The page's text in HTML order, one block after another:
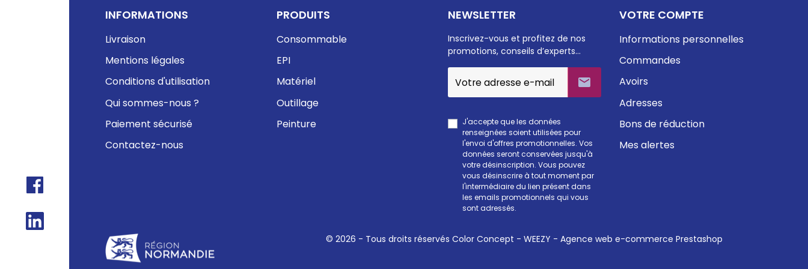
INFORMATIONS
Livraison
Mentions légales
Conditions d'utilisation
Qui sommes-nous ?
Paiement sécurisé
Contactez-nous
PRODUITS
Consommable
EPI
Matériel
Outillage
Peinture
NEWSLETTER
Inscrivez-vous et profitez de nos
promotions, conseils d’experts…

J'accepte que les données
renseignées soient utilisées pour
l'envoi d'offres promotionnelles. Vos
données seront conservées jusqu'à
votre désinscription. Vous pouvez
vous désinscrire à tout moment par
l'intermédiaire du lien présent dans
les emails promotionnels qui vous
sont adressés.
VOTRE COMPTE
Informations personnelles
Commandes
Avoirs
Adresses
Bons de réduction
Mes alertes
© 2026 - Tous droits réservés Color Concept - WEEZY - Agence web e-commerce Prestashop